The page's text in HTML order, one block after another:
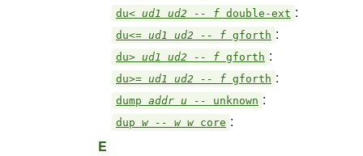
du< ud1 ud2 -- f double-ext :
du<= ud1 ud2 -- f gforth :
du> ud1 ud2 -- f gforth :
du>= ud1 ud2 -- f gforth :
dump addr u -- unknown :
dup w -- w w core :
E